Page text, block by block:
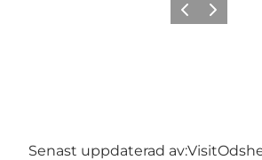
Föregående
Nästa
Senast uppdaterad av: